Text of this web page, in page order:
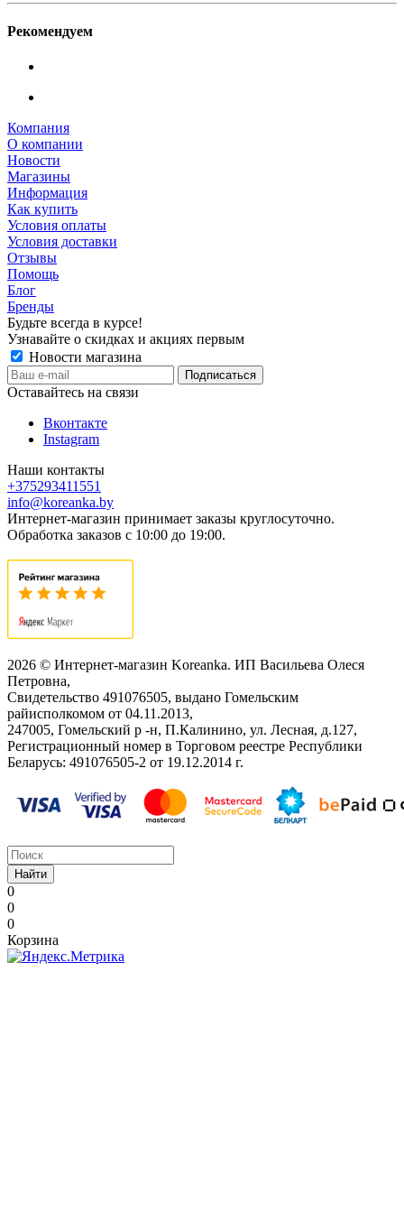
Рекомендуем
Компания
О компании
Новости
Магазины
Информация
Как купить
Условия оплаты
Условия доставки
Отзывы
Помощь
Блог
Бренды
Будьте всегда в курсе!
Узнавайте о скидках и акциях первым
Новости магазина
Оставайтесь на связи
Вконтакте
Instagram
Наши контакты
+375293411551
info@koreanka.by
Интернет-магазин принимает заказы круглосуточно.
Обработка заказов с 10:00 до 19:00.
2026 © Интернет-магазин Koreanka. ИП Васильева Олеся
Петровна,
Свидетельство ‎491076505, выдано Гомельским
райисполкомом от 04.11.2013,
247005, Гомельский р -н, П.Калинино, ул. Лесная, д.127,
Регистрационный номер в Торговом реестре Республики
Беларусь: ‎491076505-2 от 19.12.2014 г.
Найти
0
0
0
Корзина